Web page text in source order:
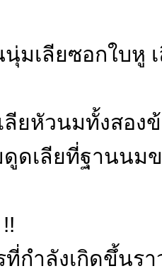
ยซอกใบหู เ
วนมทั้งสองข้
ดเลียที่ฐานนม
ลังเกิดขึ้นรา